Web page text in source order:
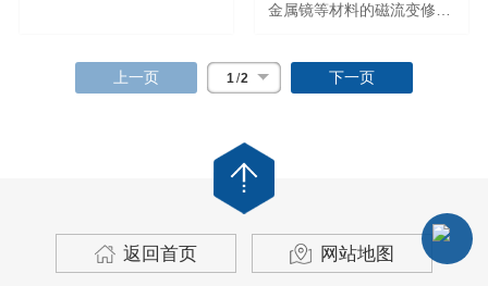
一。产品不仅广泛应用于各
类先进光学系统，在半导体
金属镜等材料的磁流变修形
上一页
1 /2 下一页
返回首页 网站地图